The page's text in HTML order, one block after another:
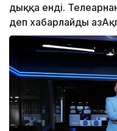
дыққа енді.
деп хабарлайды